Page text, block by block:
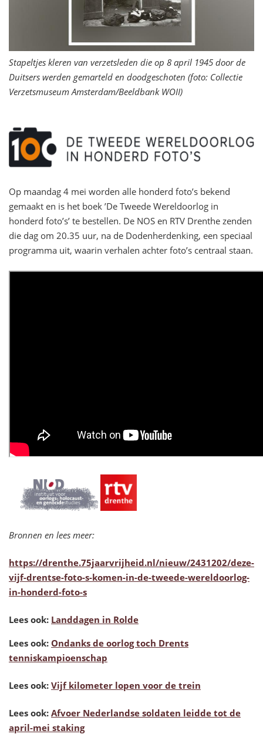
Stapeltjes kleren van verzetsleden die op 8 april 1945 door de
Duitsers werden gemarteld en doodgeschoten (foto: Collectie
Verzetsmuseum Amsterdam/Beeldbank WOII)
Op maandag 4 mei worden alle honderd foto’s bekend
gemaakt en is het boek ’De Tweede Wereldoorlog in
honderd foto’s’ te bestellen. De NOS en RTV Drenthe zenden
die dag om 20.35 uur, na de Dodenherdenking, een speciaal
programma uit, waarin verhalen achter foto’s centraal staan.
Bronnen en lees meer:
https://drenthe.75jaarvrijheid.nl/nieuw/2431202/deze-
vijf-drentse-foto-s-komen-in-de-tweede-wereldoorlog-
in-honderd-foto-s
Lees ook: Landdagen in Rolde
Lees ook: Ondanks de oorlog toch Drents
tenniskampioenschap
Lees ook: Vijf kilometer lopen voor de trein
Lees ook: Afvoer Nederlandse soldaten leidde tot de
april-mei staking